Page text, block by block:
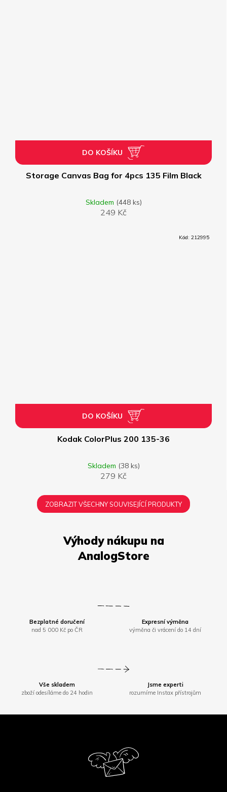
Bezplatné doručení
nad 5 000 Kč po ČR
Expresní výměna
výměna či vrácení do 14 dní
Vše skladem
zboží odesíláme do 24 hodin
Jsme experti
rozumíme Instax přístrojům
Storage Canvas Bag for 4pcs 135 Film Black
Skladem (448 ks)
249 Kč
DO KOŠÍKU
Kodak ColorPlus 200 135-36
Skladem (38 ks)
279 Kč
DO KOŠÍKU
Kód: 212995
ZOBRAZIT VŠECHNY SOUVISEJÍCÍ PRODUKTY